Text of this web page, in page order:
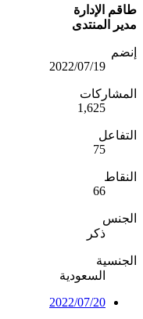
طاقم الإدارة
مدير المنتدى
إنضم
2022/07/19
المشاركات
1,625
التفاعل
75
النقاط
66
الجنس
ذكر
الجنسية
السعودية
2022/07/20